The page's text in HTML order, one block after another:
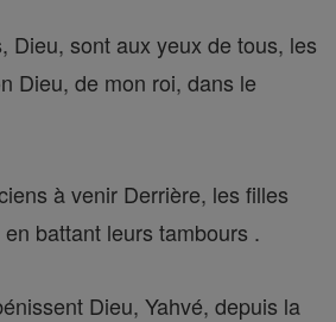
Dieu, sont aux yeux de tous, les
Dieu, de mon roi, dans le
à venir Derrière, les filles
battant leurs tambours .
Dieu, Yahvé, depuis la